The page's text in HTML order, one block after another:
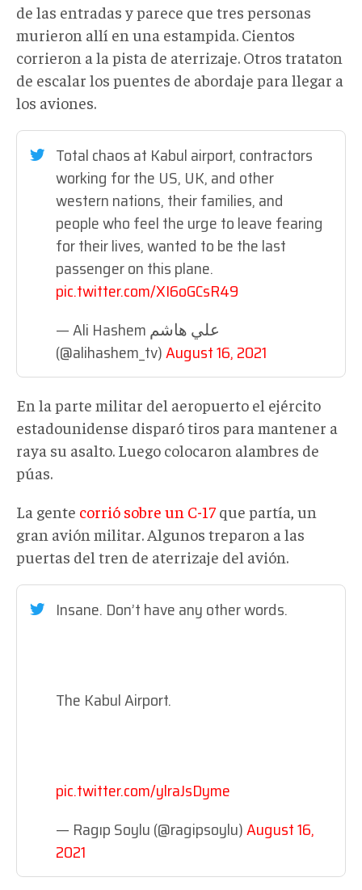
de las entradas y parece que tres personas
murieron allí en una estampida. Cientos
corrieron a la pista de aterrizaje. Otros trataton
de escalar los puentes de abordaje para llegar a
los aviones.
Total chaos at Kabul airport, contractors
working for the US, UK, and other
western nations, their families, and
people who feel the urge to leave fearing
for their lives, wanted to be the last
passenger on this plane.
pic.twitter.com/XI6oGCsR49
— Ali Hashem علي هاشم
(@alihashem_tv)August 16, 2021
En la parte militar del aeropuerto el ejército
estadounidense disparó tiros para mantener a
raya su asalto. Luego colocaron alambres de
púas.
La gente corrió sobre un C-17 que partía, un
gran avión militar. Algunos treparon a las
puertas del tren de aterrizaje del avión.
Insane. Don’t have any other words.
The Kabul Airport.
pic.twitter.com/ylraJsDyme
— Ragıp Soylu (@ragipsoylu)August 16,
2021